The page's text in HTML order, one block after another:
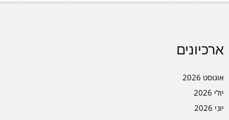
ארכיונים
אוגוסט 2026
יולי 2026
יוני 2026